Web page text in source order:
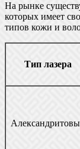
На рынке
которых имеет
типов кожи и
Тип лазера